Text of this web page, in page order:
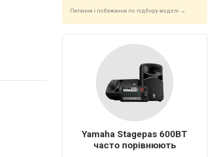
Питання і побажання по підбору моделі →
Yamaha Stagepas 600BT
часто порівнюють